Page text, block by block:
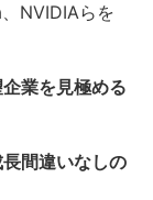
NVIDIAらを
業を見極める
間違いなしの